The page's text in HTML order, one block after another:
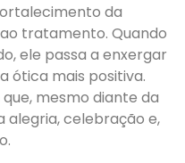
da
tratamento. Quando
ele passa a enxergar
ótica mais positiva.
mesmo diante da
alegria, celebração e,